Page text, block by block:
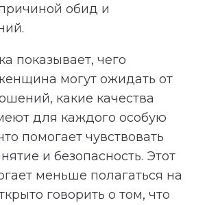
обид и
показывает, чего
могут ожидать от
какие качества
для каждого особую
помогает чувствовать
и безопасность. Этот
меньше полагаться на
говорить о том, что